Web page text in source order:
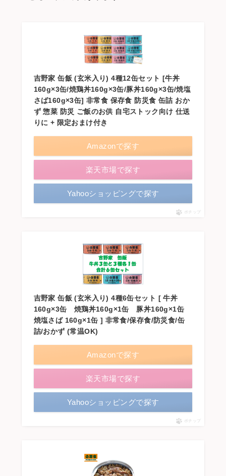
吉野家 缶飯 (玄米入り) 4種12缶セット [牛丼
160g×3缶/焼鶏丼160g×3缶/豚丼160g×3缶/焼塩
さば160g×3缶] 非常食 保存食 防災食 缶詰 おか
ず 惣菜 防災 ご飯のお供 自宅ストック向け 仕送
りに + 限定おまけ付き
Amazonで探す
楽天市場で探す
Yahooショッピングで探す
ポチップ
吉野家 缶飯 (玄米入り) 4種6缶セット [ 牛丼
160g×3缶 焼鶏丼160g×1缶 豚丼160g×1缶
焼塩さば 160g×1缶 ] 非常食/保存食/防災食/缶
詰/おかず (常温OK)
Amazonで探す
楽天市場で探す
Yahooショッピングで探す
ポチップ